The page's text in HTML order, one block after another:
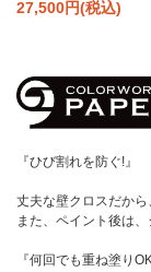
27,500円(税込)
『ひび割れを防ぐ!』
丈夫な壁クロスだから
また、ペイント後は
『何回でも重ね塗り